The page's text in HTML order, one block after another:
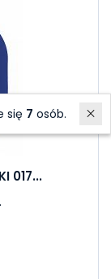
017...
się 7 osób.